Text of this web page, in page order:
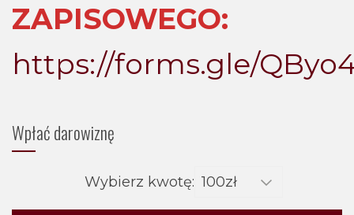
ZAPISOWEGO:
https://forms.gle/
Wpłać darowiznę
Wybierz kwotę: